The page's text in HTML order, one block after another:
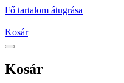
Fő tartalom átugrása
Kosár
Kosár